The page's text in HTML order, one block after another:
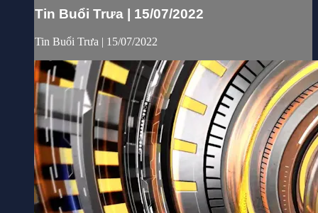
Tin Buổi Trưa | 15/07/2022
Tin Buổi Trưa | 15/07/2022